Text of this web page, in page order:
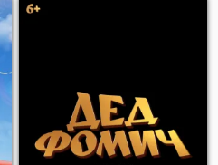
Отправить!